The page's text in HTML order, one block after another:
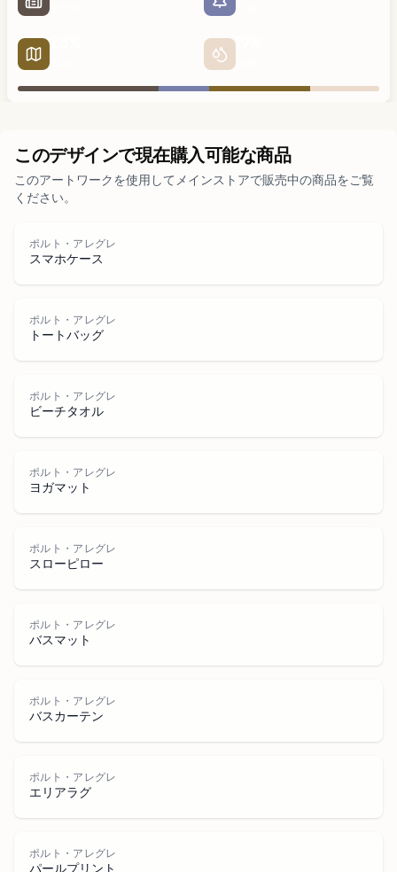
ポ
ル
ト
・
ア
レ
グ
公園
このデザインで現在購入可能な商品
このアートワークを使用してメインストアで販売中の商品をご覧
ください。
ポルト・アレグレ
スマホケース
ポルト・アレグレ
トートバッグ
ポルト・アレグレ
ビーチタオル
ポルト・アレグレ
ヨガマット
ポルト・アレグレ
スローピロー
ポルト・アレグレ
バスマット
ポルト・アレグレ
バスカーテン
ポルト・アレグレ
エリアラグ
ポルト・アレグレ